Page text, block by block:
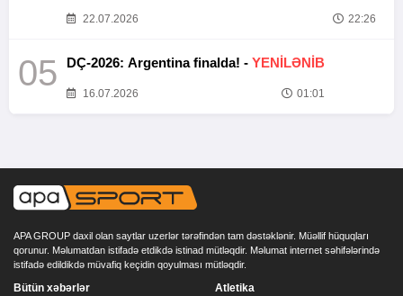
22.07.2026 22:26
05 DÇ-2026: Argentina finalda! - YENİLƏNİB
16.07.2026 01:01
APA GROUP daxil olan saytlar uzerlər tərəfindən tam dəstəklənir. Müəllif hüquqları
qorunur. Məlumatdan istifadə etdikdə istinad mütləqdir. Məlumat internet səhifələrində
istifadə edildikdə müvafiq keçidin qoyulması mütləqdir.
Bütün xəbərlər Atletika